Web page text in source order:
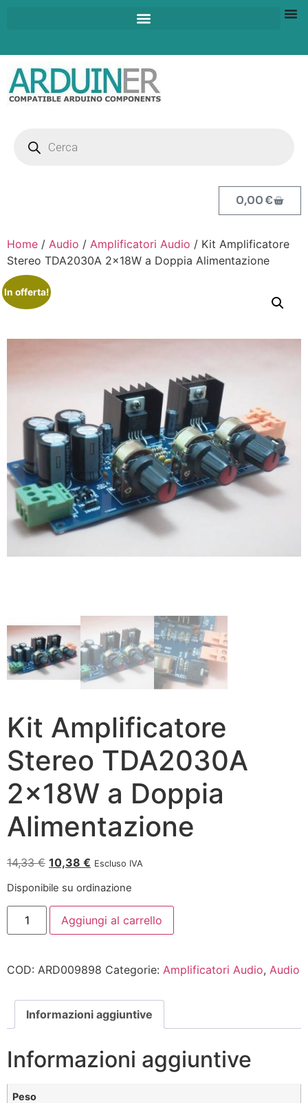
0,00€
Home / Audio / Amplificatori Audio / Kit Amplificatore
Stereo TDA2030A 2x18W a Doppia Alimentazione
In offerta!
Kit Amplificatore
Stereo TDA2030A
2x18W a Doppia
Alimentazione
14,33€ 10,38 € Escluso IVA
Disponibile su ordinazione
Aggiungi al carrello
COD: ARD009898 Categorie: Amplificatori Audio, Audio
Informazioni aggiuntive
Informazioni aggiuntive
Peso